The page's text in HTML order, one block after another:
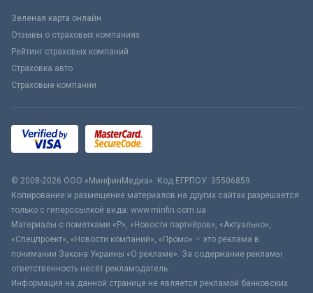
Зеленая карта онлайн
Отзывы о страховых компаниях
Рейтинг страховых компаний
Страховка авто
Страховые компании
© 2008-2026 ООО «МинфинМедиа». Код ЕГРПОУ: 35506859
Копирование и размещение материалов на других сайтах разрешается
только с гиперссылкой вида: www.minfin.com.ua
Материалы с пометками «Р», «Новости партнёров», «Актуально»,
«Спецпроект», «Новости компаний», «Промо» – это реклама в
понимании Закона Украины «О рекламе». За содержание рекламы
ответственность несёт рекламодатель.
Информация на данной странице не является рекламой банковских